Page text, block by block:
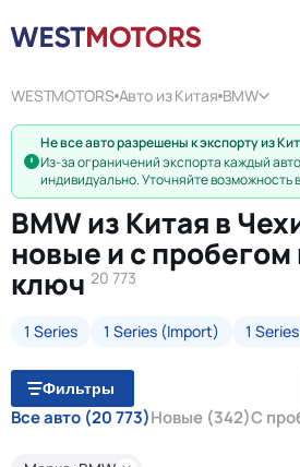
WESTMOTORS Авто из Китая BMW
Не все авто разрешены к экспорту из
Из-за ограничений экспорта каждый
индивидуально. Уточняйте возможность
BMW из Китая в
новые и с пробегом
ключ 20 773
1 Series 1 Series (Import) 1
Фильтры
Все авто (20 773)Новые (342)С